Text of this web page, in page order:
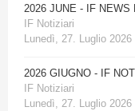
2026 JUNE - IF NEWS
IF Notiziari
Lunedì, 27. Luglio 2026
2026 GIUGNO - IF
IF Notiziari
Lunedì, 27. Luglio 2026